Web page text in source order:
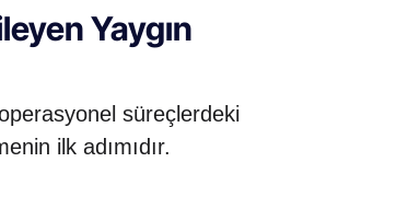
Yaygın
süreçlerdeki
ilk adımıdır.